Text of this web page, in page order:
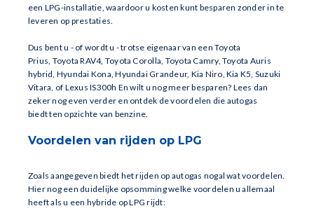
een LPG-installatie, waardoor u kosten kunt besparen zonder in te
leveren op prestaties.
Dus bent u - of wordt u - trotse eigenaar van een Toyota
Prius, Toyota RAV4, Toyota Corolla, Toyota Camry, Toyota Auris
hybrid, Hyundai Kona, Hyundai Grandeur, Kia Niro, Kia K5, Suzuki
Vitara, of Lexus IS300h En wilt u nog meer besparen? Lees dan
zeker nog even verder en ontdek de voordelen die autogas
biedt ten opzichte van benzine.
Voordelen van rijden op LPG
Zoals aangegeven biedt het rijden op autogas nogal wat voordelen.
Hier nog een duidelijke opsomming welke voordelen u allemaal
heeft als u een hybride op LPG rijdt: